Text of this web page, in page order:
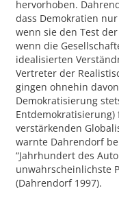
hervorhoben.
dass Demokratien
wenn sie den Test
wenn die
idealisierten
Vertreter der
gingen ohnehin
Demokratisierung
verstärkenden
warnte Dahrendorf
“Jahrhundert des
unwahrscheinlichste
(Dahrendorf 1997).